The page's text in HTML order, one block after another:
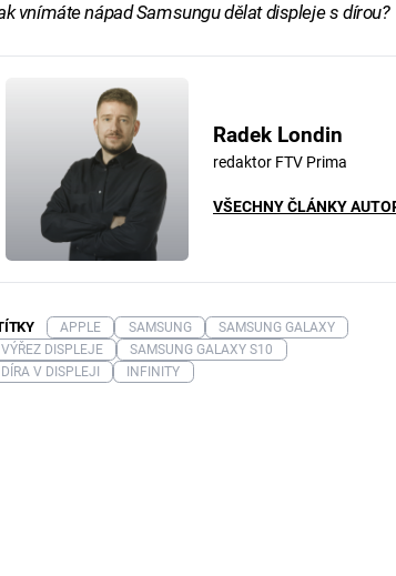
vnímáte nápad Samsungu dělat displeje s dírou?
Radek Londin
redaktor FTV Prima
VŠECHNY ČLÁNKY
APPLE SAMSUNG
SAMSUNG GALAXY
VÝŘEZ DISPLEJE
SAMSUNG GALAXY S10
DÍRA V DISPLEJI
INFINITY